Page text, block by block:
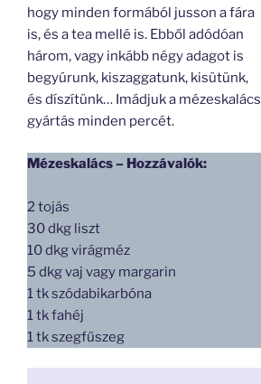
hogy minden formából jusson a fára
is, és a tea mellé is. Ebből adódóan
három, vagy inkább négy adagot is
begyúrunk, kiszaggatunk, kisütünk,
és díszítünk… Imádjuk a mézeskalács
gyártás minden percét.
Mézeskalács – Hozzávalók:
2 tojás
30 dkg liszt
10 dkg virágméz
5 dkg vaj vagy margarin
1 tk szódabikarbóna
1 tk fahéj
1 tk szegfűszeg